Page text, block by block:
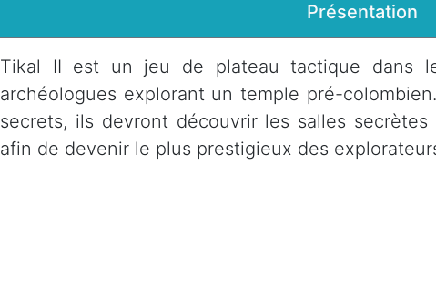
Présentation
Tikal II est un jeu de plateau tactique dans
archéologues explorant un temple pré-
secrets, ils devront découvrir les salles
afin de devenir le plus prestigieux des